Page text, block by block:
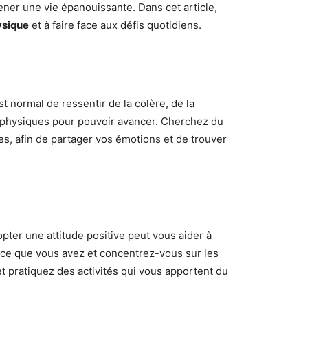
une vie épanouissante. Dans cet article,
et à faire face aux défis quotidiens.
normal de ressentir de la colère, de la
pour pouvoir avancer. Cherchez du
afin de partager vos émotions et de trouver
une attitude positive peut vous aider à
que vous avez et concentrez-vous sur les
pratiquez des activités qui vous apportent du